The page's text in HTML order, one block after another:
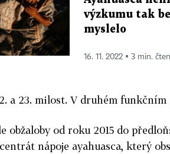
výzkumu tak
myslelo
16. 11. 2022 ▪ 3 min.
a 23. milost. V druhém funkčním
obžaloby od roku 2015 do
nápoje ayahuasca, který